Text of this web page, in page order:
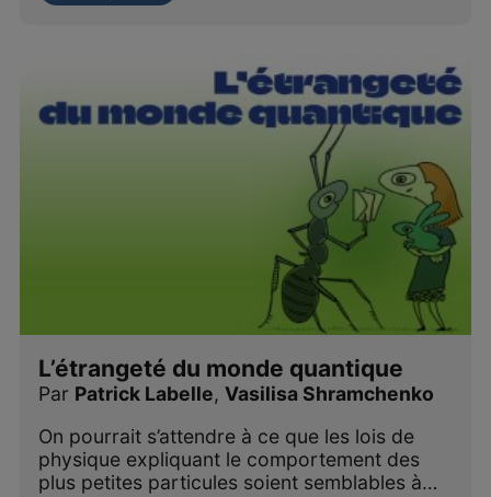
L’étrangeté du monde quantique
Par Patrick Labelle,Vasilisa Shramchenko
On pourrait s’attendre à ce que les lois de
physique expliquant le comportement des
plus petites particules soient semblables à…